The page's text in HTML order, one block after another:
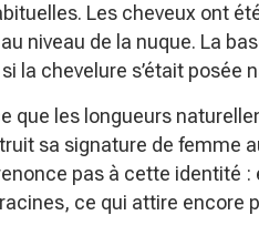
Les cheveux ont
niveau de la nuque. La
la chevelure s’était posée
que les longueurs
sa signature de femme
pas à cette identité
ce qui attire encore